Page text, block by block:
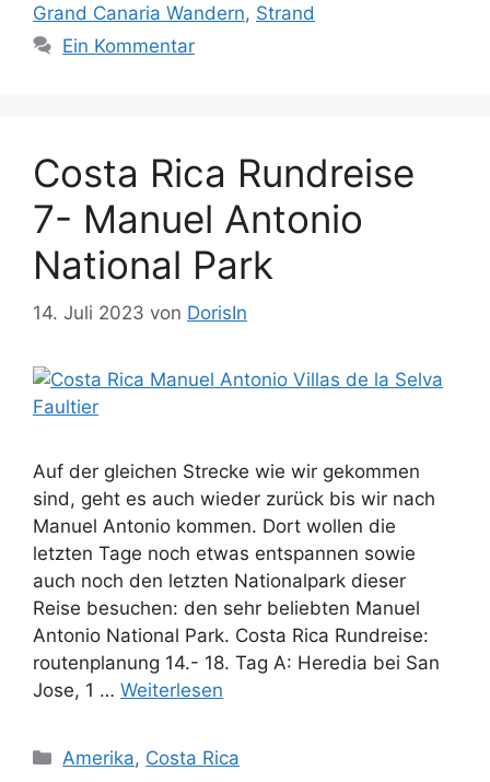
Grand Canaria Wandern, Strand
Ein Kommentar
Costa Rica Rundreise
7- Manuel Antonio
National Park
14. Juli 2023 von DorisIn
Auf der gleichen Strecke wie wir gekommen
sind, geht es auch wieder zurück bis wir nach
Manuel Antonio kommen. Dort wollen die
letzten Tage noch etwas entspannen sowie
auch noch den letzten Nationalpark dieser
Reise besuchen: den sehr beliebten Manuel
Antonio National Park. Costa Rica Rundreise:
routenplanung 14.- 18. Tag A: Heredia bei San
Jose, 1 … Weiterlesen
Kategorien
Amerika, Costa Rica